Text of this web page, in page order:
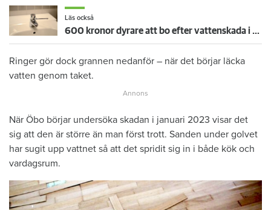
Läs också
600 kronor dyrare att bo efter vattenskada i Varberg
Ringer gör dock grannen nedanför – när det börjar läcka
vatten genom taket.
När Öbo börjar undersöka skadan i januari 2023 visar det
sig att den är större än man först trott. Sanden under golvet
har sugit upp vattnet så att det spridit sig in i både kök och
vardagsrum.